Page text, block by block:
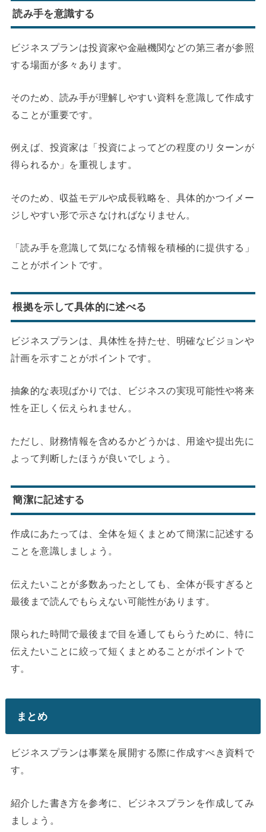
読み手を意識する
ビジネスプランは投資家や金融機関などの第三者が参照
する場面が多々あります。
そのため、読み手が理解しやすい資料を意識して作成す
ることが重要です。
例えば、投資家は「投資によってどの程度のリターンが
得られるか」を重視します。
そのため、収益モデルや成長戦略を、具体的かつイメー
ジしやすい形で示さなければなりません。
「読み手を意識して気になる情報を積極的に提供する」
ことがポイントです。
根拠を示して具体的に述べる
ビジネスプランは、具体性を持たせ、明確なビジョンや
計画を示すことがポイントです。
抽象的な表現ばかりでは、ビジネスの実現可能性や将来
性を正しく伝えられません。
ただし、財務情報を含めるかどうかは、用途や提出先に
よって判断したほうが良いでしょう。
簡潔に記述する
作成にあたっては、全体を短くまとめて簡潔に記述する
ことを意識しましょう。
伝えたいことが多数あったとしても、全体が長すぎると
最後まで読んでもらえない可能性があります。
限られた時間で最後まで目を通してもらうために、特に
伝えたいことに絞って短くまとめることがポイントで
す。
まとめ
ビジネスプランは事業を展開する際に作成すべき資料で
す。
紹介した書き方を参考に、ビジネスプランを作成してみ
ましょう。